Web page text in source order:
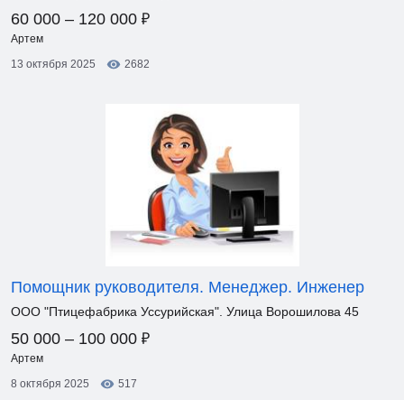
60 000 – 120 000 ₽
Артем
13 октября 2025
2682
Помощник руководителя. Менеджер. Инженер
ООО "Птицефабрика Уссурийская". Улица Ворошилова 45
50 000 – 100 000 ₽
Артем
8 октября 2025
517